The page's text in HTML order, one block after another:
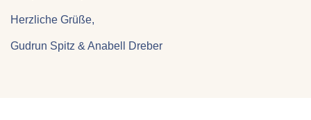
Herzliche Grüße,
Gudrun Spitz & Anabell Dreber